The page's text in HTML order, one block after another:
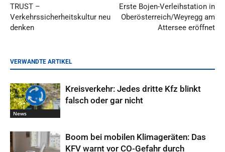
TRUST –
Verkehrssicherheitskultur neu
denken
Erste Bojen-Verleihstation in
Oberösterreich/Weyregg am
Attersee eröffnet
VERWANDTE ARTIKEL
News
Kreisverkehr: Jedes dritte Kfz blinkt
falsch oder gar nicht
Boom bei mobilen Klimageräten: Das
KFV warnt vor CO-Gefahr durch